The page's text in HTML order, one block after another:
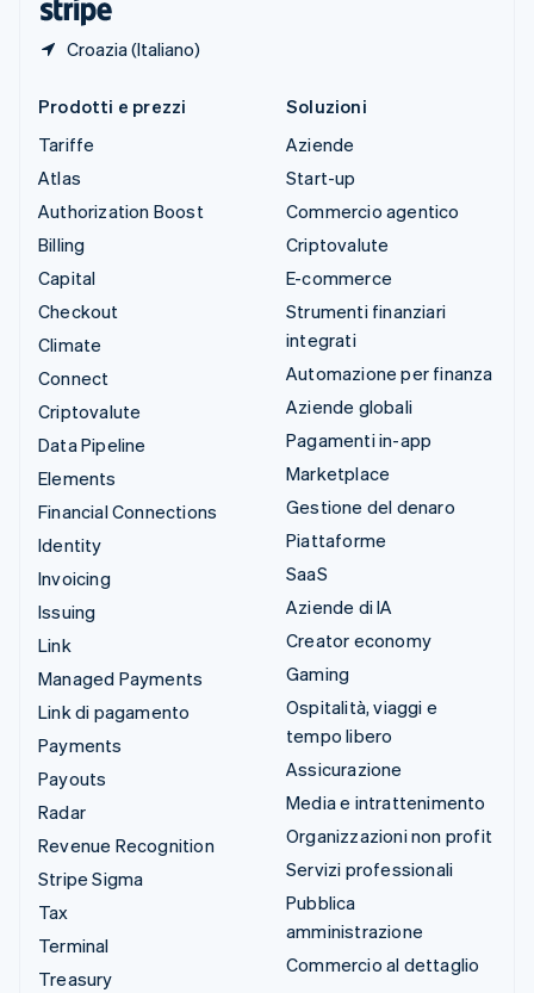
Croazia (Italiano)
Prodotti e prezzi
Tariffe
Atlas
Authorization Boost
Billing
Capital
Checkout
Climate
Connect
Criptovalute
Data Pipeline
Elements
Financial Connections
Identity
Invoicing
Issuing
Link
Managed Payments
Link di pagamento
Payments
Payouts
Radar
Revenue Recognition
Stripe Sigma
Tax
Terminal
Treasury
Soluzioni
Aziende
Start-up
Commercio agentico
Criptovalute
E-commerce
Strumenti finanziari
integrati
Automazione per finanza
Aziende globali
Pagamenti in-app
Marketplace
Gestione del denaro
Piattaforme
SaaS
Aziende di IA
Creator economy
Gaming
Ospitalità, viaggi e
tempo libero
Assicurazione
Media e intrattenimento
Organizzazioni non profit
Servizi professionali
Pubblica
amministrazione
Commercio al dettaglio